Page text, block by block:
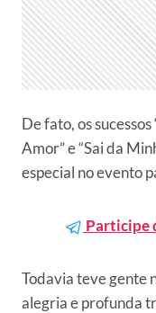
De fato, os sucessos
Amor” e “Sai da
especial no evento
Participe
Todavia teve gente
alegria e profunda